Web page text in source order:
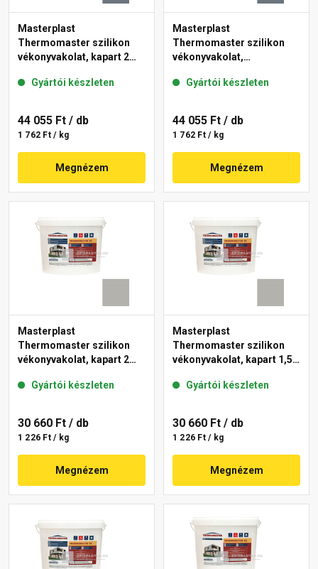
Masterplast
Thermomaster szilikon
vékonyvakolat, kapart 2
Gyártói készleten
44 055 Ft / db
1 762 Ft / kg
Megnézem
Masterplast
Thermomaster szilikon
vékonyvakolat,
50-C 25 kg
Gyártói készleten
44 055 Ft / db
1 762 Ft / kg
Megnézem
Masterplast
Thermomaster szilikon
vékonyvakolat, kapart 2
Gyártói készleten
30 660 Ft / db
1 226 Ft / kg
Megnézem
Masterplast
Thermomaster szilikon
vékonyvakolat, kapart 1,5
Gyártói készleten
30 660 Ft / db
1 226 Ft / kg
Megnézem